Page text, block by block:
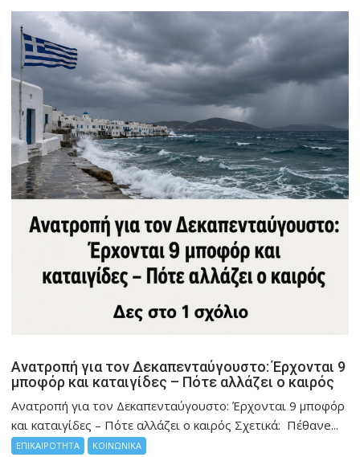
Ανατροπή για τον Δεκαπενταύγουστο: Έρχονται 9
μποφόρ και καταιγίδες – Πότε αλλάζει ο καιρός
Ανατροπή για τον Δεκαπενταύγουστο: Έρχονται 9 μποφόρ
και καταιγίδες – Πότε αλλάζει ο καιρός Σχετικά: Πέθανe...
ΕΠΙΚΑΙΡΟΤΗΤΑ ΚΟΙΝΩΝΙΚΑ